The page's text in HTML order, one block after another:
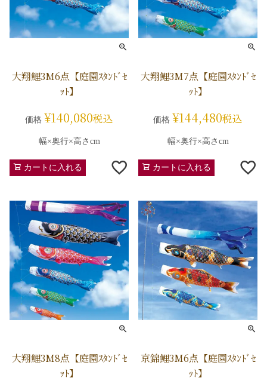
大翔鯉3M6点【庭園ｽﾀﾝﾄﾞｾ
ｯﾄ】
価格 ¥140,080税込
幅×奥行×高さcm
カートに入れる
大翔鯉3M7点【庭園ｽﾀﾝﾄﾞｾ
ｯﾄ】
価格 ¥144,480税込
幅×奥行×高さcm
カートに入れる
大翔鯉3M8点【庭園ｽﾀﾝﾄﾞｾ
ｯﾄ】
京錦鯉3M6点【庭園ｽﾀﾝﾄﾞｾ
ｯﾄ】